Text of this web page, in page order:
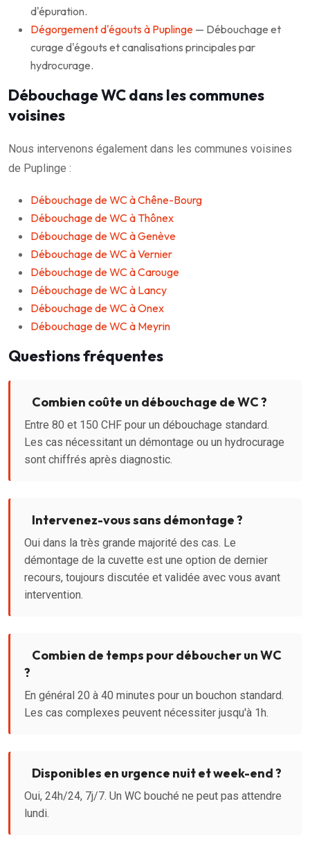
d'épuration.
Dégorgement d'égouts à Puplinge — Débouchage et
curage d'égouts et canalisations principales par
hydrocurage.
Débouchage WC dans les communes
voisines
Nous intervenons également dans les communes voisines
de Puplinge :
Débouchage de WC à Chêne-Bourg
Débouchage de WC à Thônex
Débouchage de WC à Genève
Débouchage de WC à Vernier
Débouchage de WC à Carouge
Débouchage de WC à Lancy
Débouchage de WC à Onex
Débouchage de WC à Meyrin
Questions fréquentes
Combien coûte un débouchage de WC ?
Entre 80 et 150 CHF pour un débouchage standard.
Les cas nécessitant un démontage ou un hydrocurage
sont chiffrés après diagnostic.
Intervenez-vous sans démontage ?
Oui dans la très grande majorité des cas. Le
démontage de la cuvette est une option de dernier
recours, toujours discutée et validée avec vous avant
intervention.
Combien de temps pour déboucher un WC
?
En général 20 à 40 minutes pour un bouchon standard.
Les cas complexes peuvent nécessiter jusqu'à 1h.
Disponibles en urgence nuit et week-end ?
Oui, 24h/24, 7j/7. Un WC bouché ne peut pas attendre
lundi.